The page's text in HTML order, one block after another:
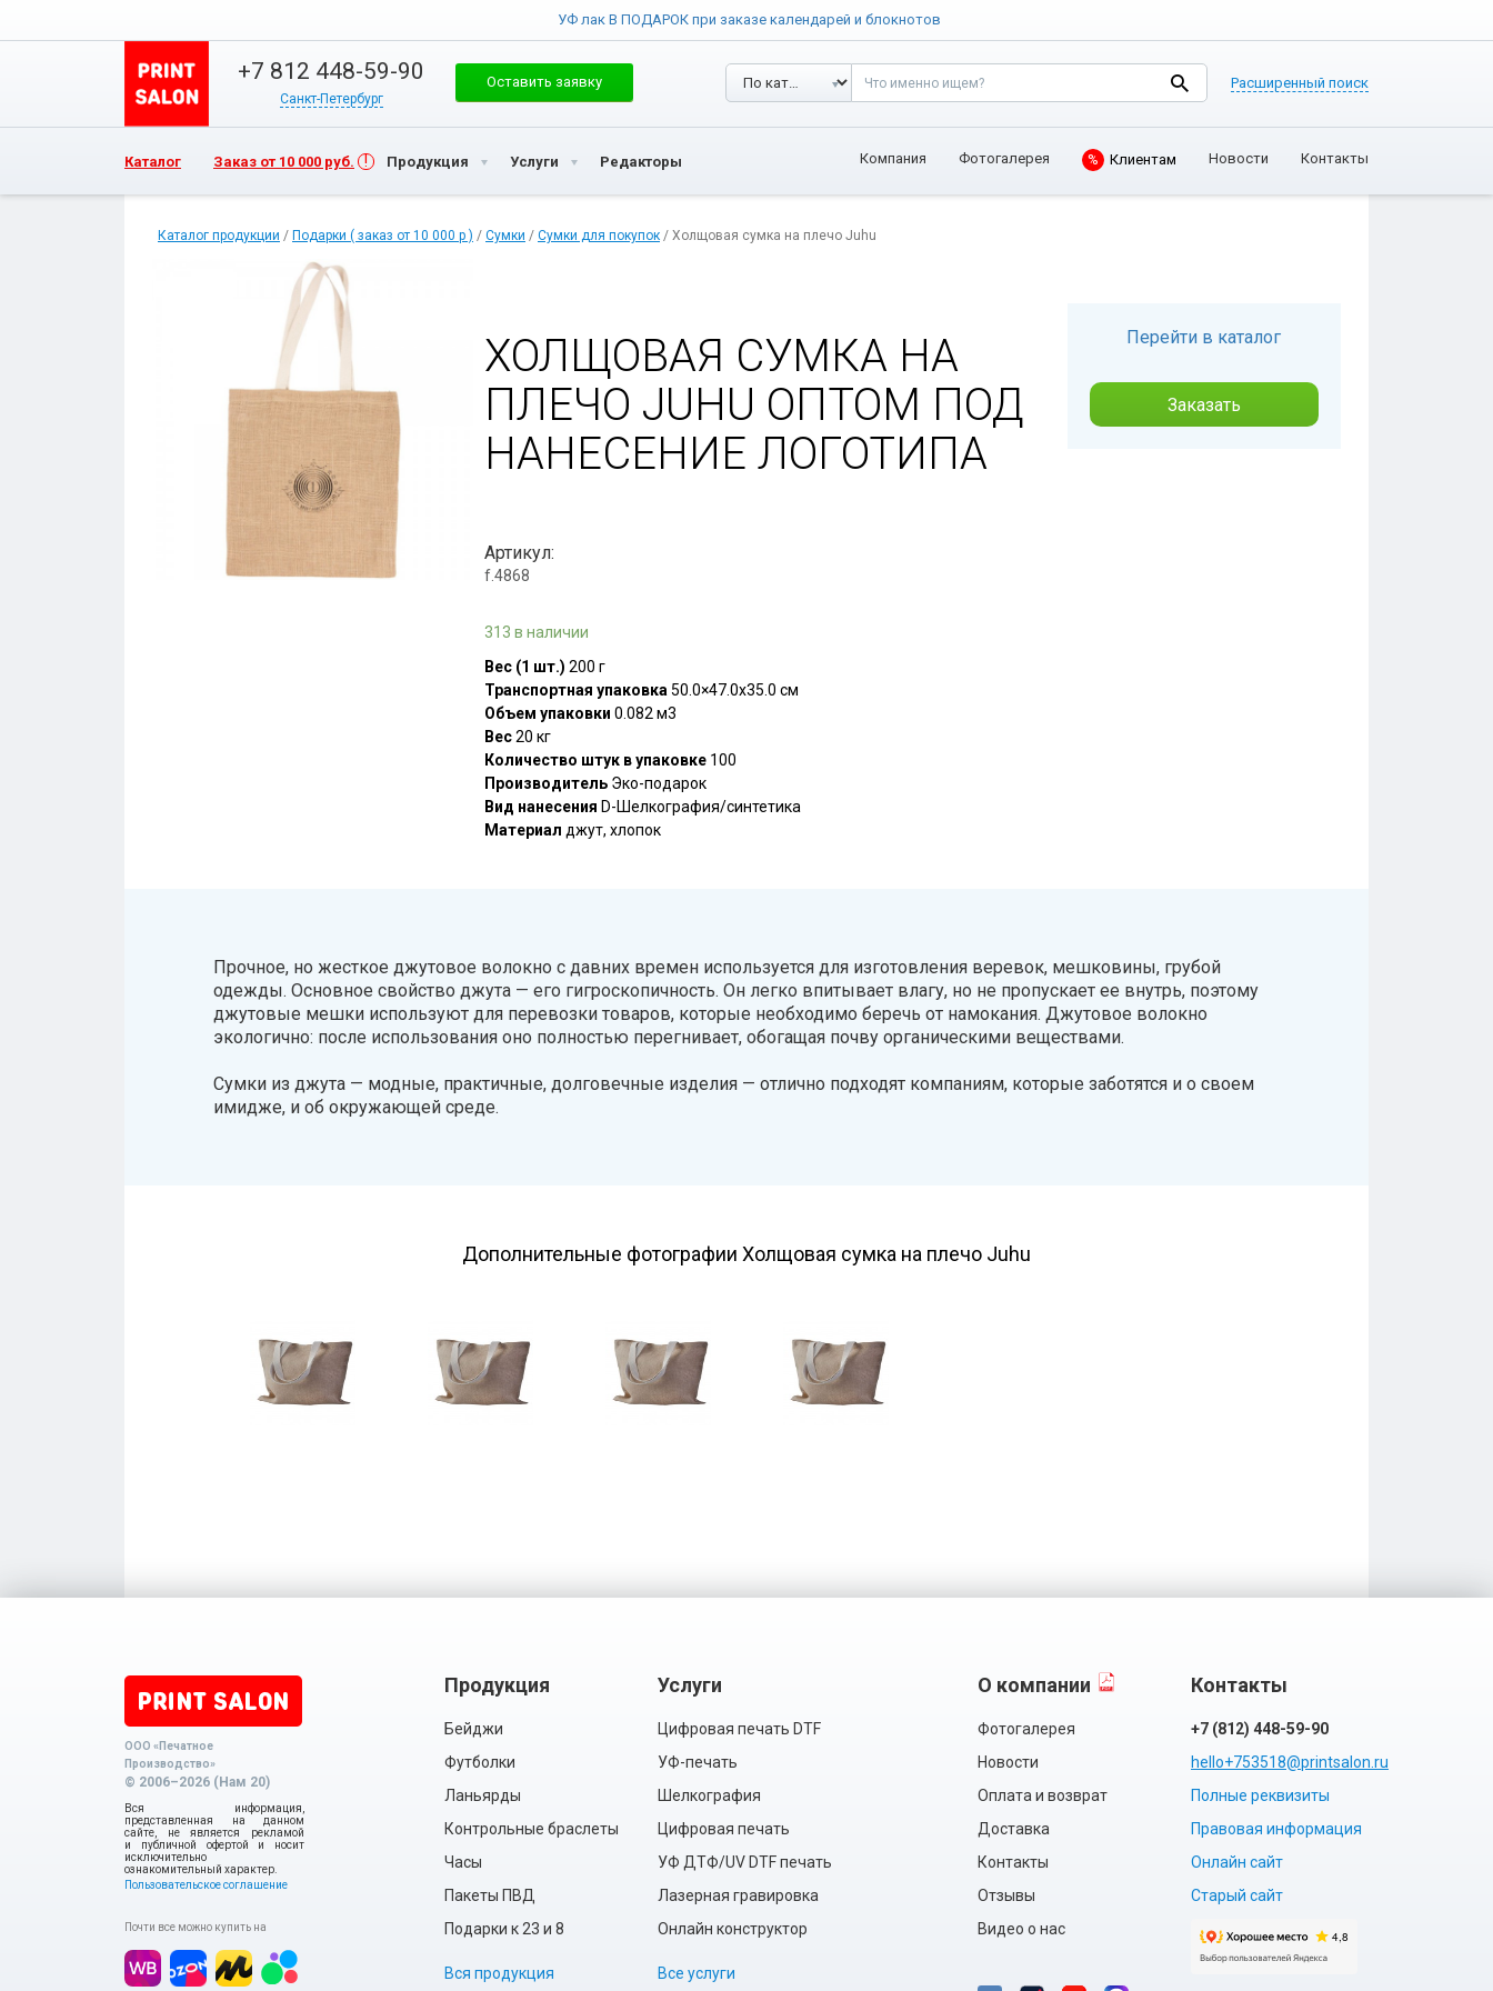
УФ лак В ПОДАРОК при заказе календарей и блокнотов
+7 812 448-59-90
Санкт-Петербург
Оставить заявку Расширенный поиск
Каталог Заказ от 10 000 руб. Продукция Услуги Редакторы Компания Фотогалерея % Клиентам Новости Контакты
Каталог продукции / Подарки ( заказ от 10 000 р ) / Сумки / Сумки для покупок / Холщовая сумка на плечо Juhu
ХОЛЩОВАЯ СУМКА НА
ПЛЕЧО JUHU ОПТОМ ПОД
НАНЕСЕНИЕ ЛОГОТИПА
Артикул:
f.4868
313 в наличии
Вес (1 шт.) 200 г
Транспортная упаковка 50.0×47.0x35.0 см
Объем упаковки 0.082 м3
Вес20 кг
Количество штук в упаковке 100
Производитель Эко-подарок
Вид нанесения D-Шелкография/синтетика
Материал джут, хлопок
Перейти в каталог
Заказать
Прочное, но жесткое джутовое волокно с давних времен используется для изготовления веревок, мешковины, грубой
одежды. Основное свойство джута — его гигроскопичность. Он легко впитывает влагу, но не пропускает ее внутрь, поэтому
джутовые мешки используют для перевозки товаров, которые необходимо беречь от намокания. Джутовое волокно
экологично: после использования оно полностью перегнивает, обогащая почву органическими веществами.
Сумки из джута — модные, практичные, долговечные изделия — отлично подходят компаниям, которые заботятся и о своем
имидже, и об окружающей среде.
Дополнительные фотографии Холщовая сумка на плечо Juhu
ООО «Печатное
Производство»
© 2006–2026 (Нам 20)
Вся информация,
представленная на данном
сайте, не является рекламой
и публичной офертой и носит
исключительно
ознакомительный характер.
Пользовательское соглашение
Почти все можно купить на
Продукция
Бейджи
Футболки
Ланьярды
Контрольные браслеты
Часы
Пакеты ПВД
Подарки к 23 и 8
Вся продукция
Услуги
Цифровая печать DTF
УФ-печать
Шелкография
Цифровая печать
УФ ДТФ/UV DTF печать
Лазерная гравировка
Онлайн конструктор
Все услуги
О компании
Фотогалерея
Новости
Оплата и возврат
Доставка
Контакты
Отзывы
Видео о нас
Контакты
+7 (812) 448-59-90
hello+753518@printsalon.ru
Полные реквизиты
Правовая информация
Онлайн сайт
Старый сайт